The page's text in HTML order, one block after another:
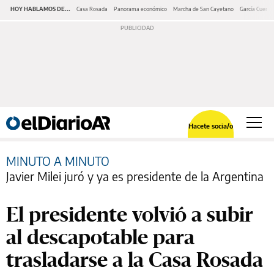
HOY HABLAMOS DE... Casa Rosada Panorama económico Marcha de San Cayetano García Cuerva
Hacete socia/o
MINUTO A MINUTO
Javier Milei juró y ya es presidente de la Argentina
El presidente volvió a subir
al descapotable para
trasladarse a la Casa Rosada